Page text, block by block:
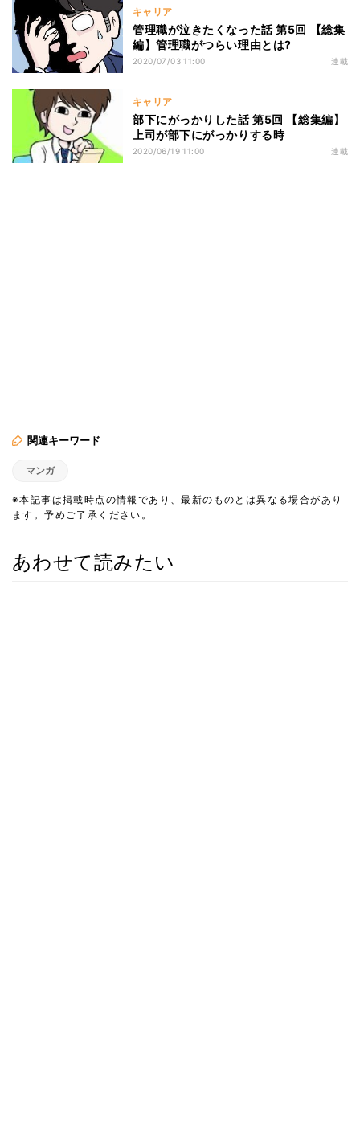
キャリア
管理職が泣きたくなった話 第5回 【総集
編】管理職がつらい理由とは?
2020/07/03 11:00 連載
キャリア
部下にがっかりした話 第5回 【総集編】
上司が部下にがっかりする時
2020/06/19 11:00 連載
関連キーワード
マンガ
※本記事は掲載時点の情報であり、最新のものとは異なる場合があり
ます。予めご了承ください。
あわせて読みたい